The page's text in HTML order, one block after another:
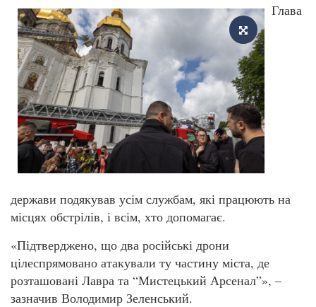
Глава
держави подякував усім службам, які працюють на
місцях обстрілів, і всім, хто допомагає.
«Підтверджено, що два російські дрони
цілеспрямовано атакували ту частину міста, де
розташовані Лавра та “Мистецький Арсенал”», –
зазначив Володимир Зеленський.